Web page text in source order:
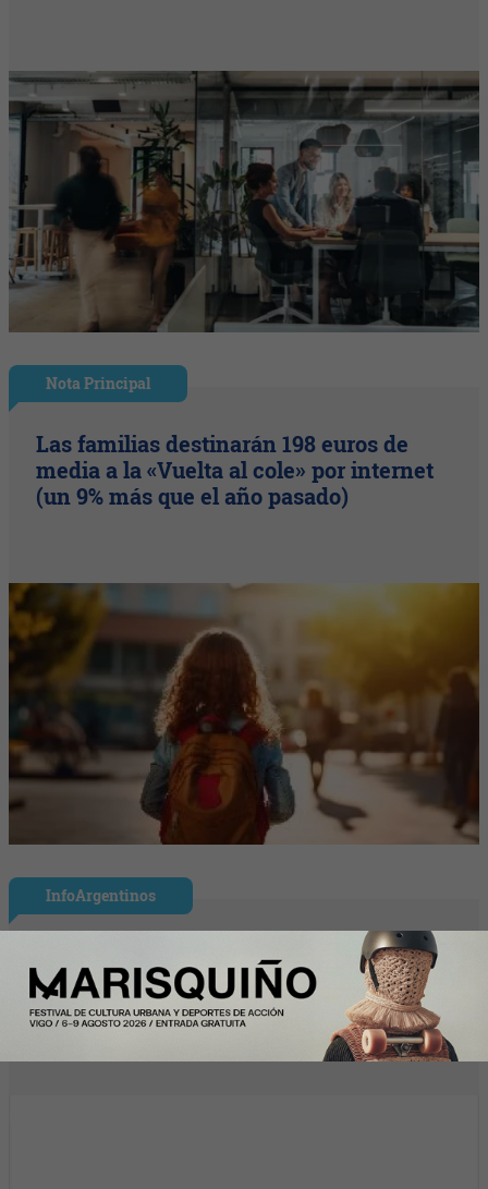
Nota Principal
Las familias destinarán 198 euros de
media a la «Vuelta al cole» por internet
(un 9% más que el año pasado)
InfoArgentinos
Solunion refuerza su equipo directivo en
América Latina con dos nuevos
nombramientos